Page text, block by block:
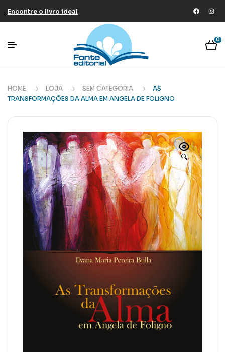
Encontre o livro ideal
0
HOME LOJA SEM CATEGORIA
AS
TRANSFORMAÇÕES DA ALMA EM ANGELA DE FOLIGNO
🔍